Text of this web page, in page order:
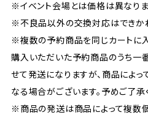
※イベント会場とは価格は異なりま
※不良品以外の交換対応はできか
※複数の予約商品を同じカートに
購入いただいた予約商品のうち一
せて発送になりますが、商品によ
なる場合がございます。予めご了承
※商品の発送は商品によって複数